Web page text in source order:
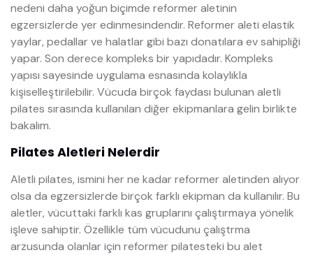
nedeni daha yoğun biçimde reformer aletinin
egzersizlerde yer edinmesindendir. Reformer aleti elastik
yaylar, pedallar ve halatlar gibi bazı donatılara ev sahipliği
yapar. Son derece kompleks bir yapıdadır. Kompleks
yapısı sayesinde uygulama esnasında kolaylıkla
kişiselleştirilebilir. Vücuda birçok faydası bulunan aletli
pilates sırasında kullanılan diğer ekipmanlara gelin birlikte
bakalım.
Pilates Aletleri Nelerdir
Aletli pilates, ismini her ne kadar reformer aletinden alıyor
olsa da egzersizlerde birçok farklı ekipman da kullanılır. Bu
aletler, vücuttaki farklı kas gruplarını çalıştırmaya yönelik
işleve sahiptir. Özellikle tüm vücudunu çalıştrma
arzusunda olanlar için reformer pilatesteki bu alet